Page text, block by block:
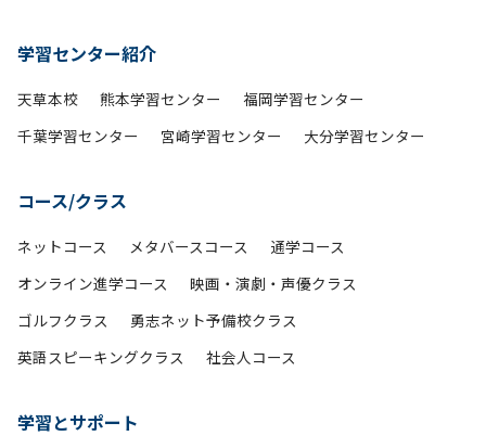
学習センター紹介
天草本校 熊本学習センター
福岡学習センター
千葉学習センター
宮崎学習センター 大分学習センター
コース/クラス
ネットコース メタバースコース
通学コース
オンライン進学コース
映画・演劇・声優クラス
ゴルフクラス
勇志ネット予備校クラス
英語スピーキングクラス
社会人コース
学習とサポート